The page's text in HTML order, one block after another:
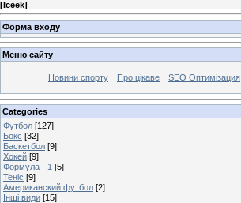
[Iceek]
Форма входу
Меню сайту
Новини спорту Про цікаве SEO Оптимізация
Categories
Футбол [127]
Бокс [32]
Баскетбол [9]
Хокей [9]
Формула - 1 [5]
Теніс [9]
Американский футбол [2]
Інші види [15]